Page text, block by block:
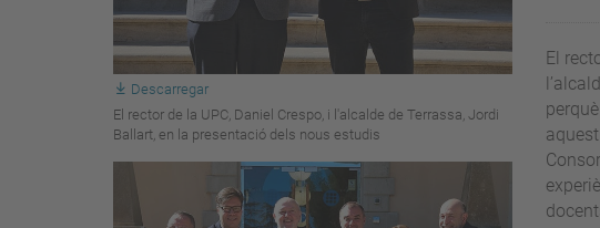
Descarregar
El rector de la UPC, Daniel Crespo, i l'alcalde de Terrassa, Jordi
Ballart, en la presentació dels nous estudis
El